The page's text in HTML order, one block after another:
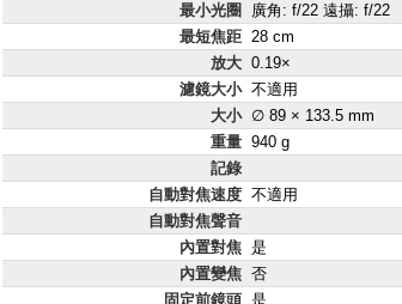
最小光圈
廣角: f/22 遠攝: f/22
最短焦距 28 cm
放大 0.19×
濾鏡大小 不適用
大小 ∅ 89 × 133.5 mm
重量 940 g
記錄
自動對焦速度 不適用
自動對焦聲音
內置對焦 是
內置變焦 否
固定前鏡頭 是